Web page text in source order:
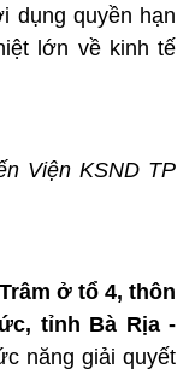
dụng quyền hạn
lớn về kinh tế
Viện KSND TP
ở tổ 4, thôn
tỉnh Bà Rịa -
năng giải quyết